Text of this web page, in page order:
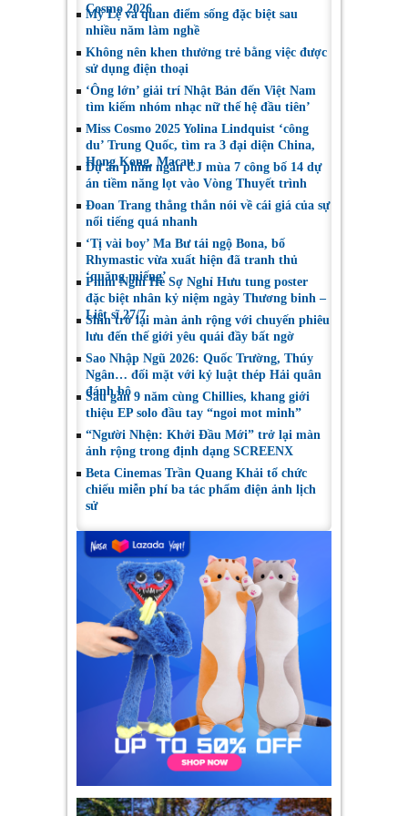
Cosmo 2026
Mỹ Lệ và quan điểm sống đặc biệt sau
nhiều năm làm nghề
Không nên khen thưởng trẻ bằng việc được
sử dụng điện thoại
‘Ông lớn’ giải trí Nhật Bản đến Việt Nam
tìm kiếm nhóm nhạc nữ thế hệ đầu tiên’
Miss Cosmo 2025 Yolina Lindquist ‘công
du’ Trung Quốc, tìm ra 3 đại diện China,
Hong Kong, Macau
Dự án phim ngắn CJ mùa 7 công bố 14 dự
án tiềm năng lọt vào Vòng Thuyết trình
Đoan Trang thẳng thắn nói về cái giá của sự
nổi tiếng quá nhanh
‘Tị vài boy’ Ma Bư tái ngộ Bona, bố
Rhymastic vừa xuất hiện đã tranh thủ
‘quăng miếng’
Phim Nghỉ Hè Sợ Nghỉ Hưu tung poster
đặc biệt nhân kỷ niệm ngày Thương binh –
Liệt sĩ 27/7
Shin trở lại màn ảnh rộng với chuyến phiêu
lưu đến thế giới yêu quái đầy bất ngờ
Sao Nhập Ngũ 2026: Quốc Trường, Thúy
Ngân… đối mặt với kỷ luật thép Hải quân
đánh bộ
Sau gần 9 năm cùng Chillies, khang giới
thiệu EP solo đầu tay “ngoi mot minh”
“Người Nhện: Khởi Đầu Mới” trở lại màn
ảnh rộng trong định dạng SCREENX
Beta Cinemas Trần Quang Khải tổ chức
chiếu miễn phí ba tác phẩm điện ảnh lịch
sử